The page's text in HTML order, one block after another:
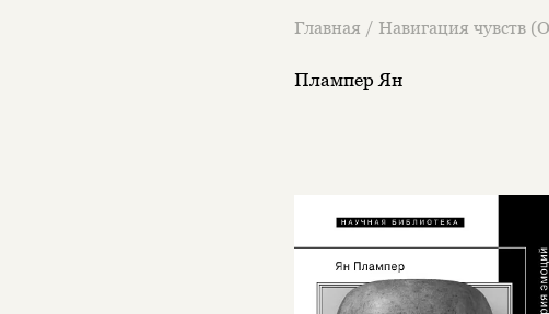
Главная / Навигация чувств
Плампер Ян